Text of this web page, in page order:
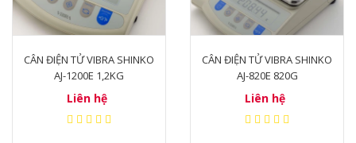
CÂN ĐIỆN TỬ VIBRA SHINKO
AJ-1200E 1,2KG
Liên hệ
CÂN ĐIỆN TỬ VIBRA SHINKO
AJ-820E 820G
Liên hệ